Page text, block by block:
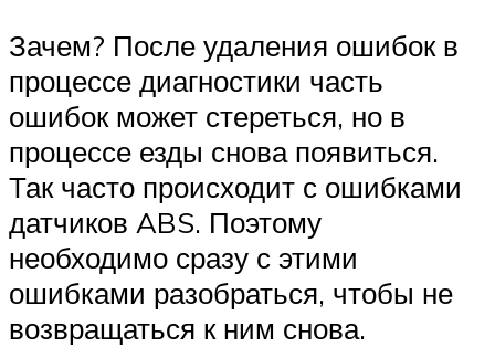
Зачем? После удаления ошибок в
процессе диагностики часть
ошибок может стереться, но в
процессе езды снова появиться.
Так часто происходит с ошибками
датчиков ABS. Поэтому
необходимо сразу с этими
ошибками разобраться, чтобы не
возвращаться к ним снова.